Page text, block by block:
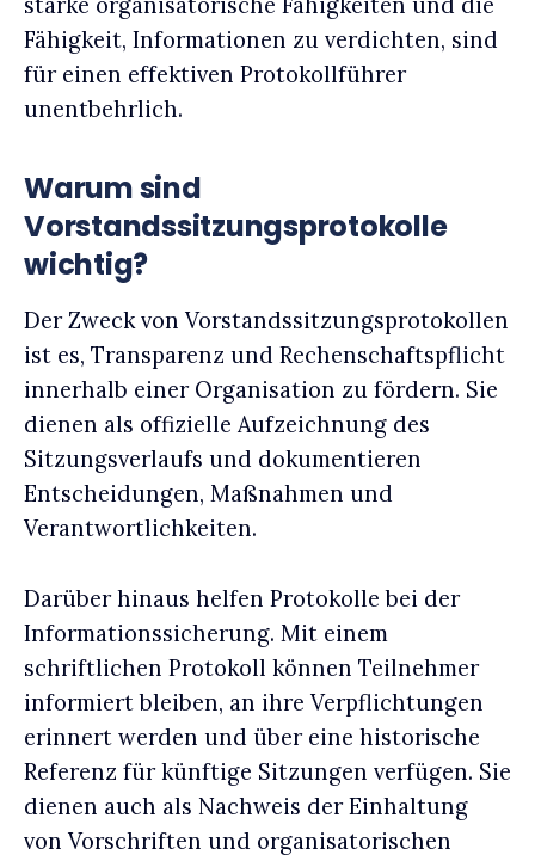
starke organisatorische Fähigkeiten und die
Fähigkeit, Informationen zu verdichten, sind
für einen effektiven Protokollführer
unentbehrlich.
Warum sind
Vorstandssitzungsprotokolle
wichtig?
Der Zweck von Vorstandssitzungsprotokollen
ist es, Transparenz und Rechenschaftspflicht
innerhalb einer Organisation zu fördern. Sie
dienen als offizielle Aufzeichnung des
Sitzungsverlaufs und dokumentieren
Entscheidungen, Maßnahmen und
Verantwortlichkeiten.
Darüber hinaus helfen Protokolle bei der
Informationssicherung. Mit einem
schriftlichen Protokoll können Teilnehmer
informiert bleiben, an ihre Verpflichtungen
erinnert werden und über eine historische
Referenz für künftige Sitzungen verfügen. Sie
dienen auch als Nachweis der Einhaltung
von Vorschriften und organisatorischen